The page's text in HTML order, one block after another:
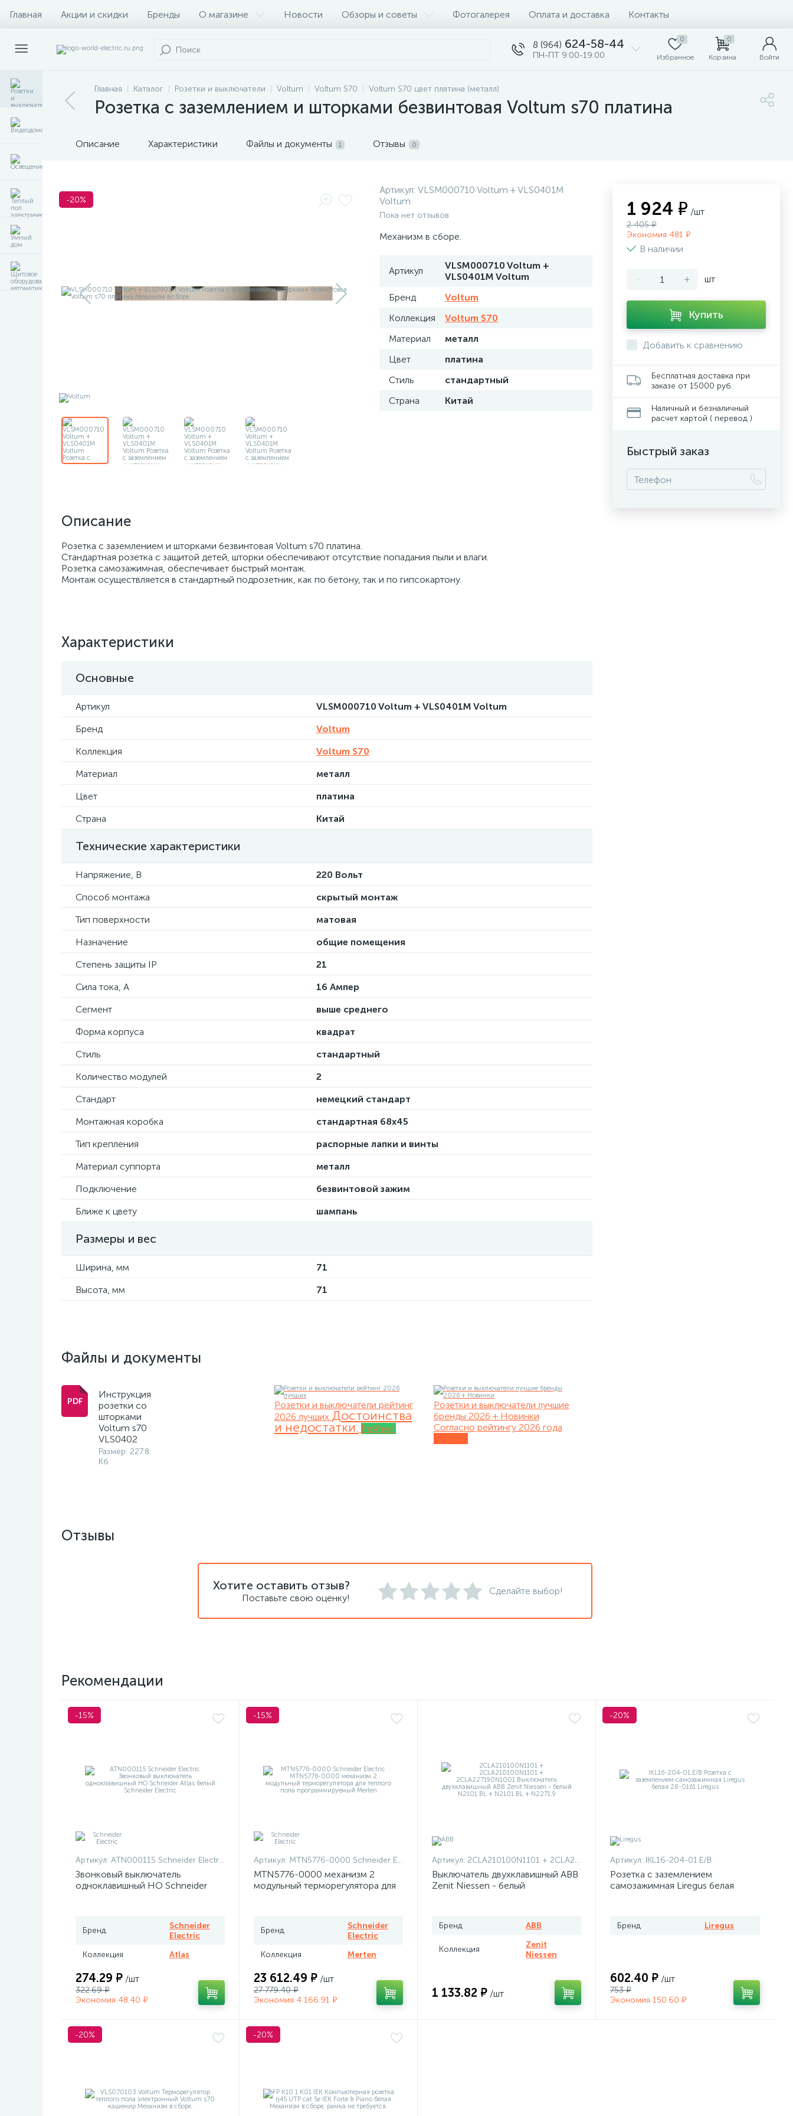
Главная Акции и скидки Бренды О магазине Новости Обзоры и советы Фотогалерея Оплата и доставка Контакты
8 (964) 624-58-44
ПН-ПТ 9:00-19:00
0
Избранное
0
Корзина Войти
Главная Каталог Розетки и выключатели Voltum Voltum S70 Voltum S70 цвет платина (металл)
Розетка с заземлением и шторками безвинтовая Voltum s70 платина
Описание Характеристики Файлы и документы 1 Отзывы 0
-20%
Артикул: VLSM000710 Voltum + VLS0401M
Voltum
Пока нет отзывов
Механизм в сборе.
Артикул
VLSM000710 Voltum +
VLS0401M Voltum
Бренд
Voltum
Коллекция
Voltum S70
Материал
металл
Цвет
платина
Стиль
стандартный
Страна
Китай
Описание
Розетка с заземлением и шторками безвинтовая Voltum s70 платина.
Стандартная розетка с защитой детей, шторки обеспечивают отсутствие попадания пыли и влаги.
Розетка самозажимная, обеспечивает быстрый монтаж.
Монтаж осуществляется в стандартный подрозетник, как по бетону, так и по гипсокартону.
Характеристики
Основные
Артикул
VLSM000710 Voltum + VLS0401M Voltum
Бренд
Voltum
Коллекция
Voltum S70
Материал
металл
Цвет
платина
Страна
Китай
Технические характеристики
Напряжение, В
220 Вольт
Способ монтажа
скрытый монтаж
Тип поверхности
матовая
Назначение
общие помещения
Степень защиты IP
21
Сила тока, А
16 Ампер
Сегмент
выше среднего
Форма корпуса
квадрат
Стиль
стандартный
Количество модулей
2
Стандарт
немецкий стандарт
Монтажная коробка
стандартная 68х45
Тип крепления
распорные лапки и винты
Материал суппорта
металл
Подключение
безвинтовой зажим
Ближе к цвету
шампань
Размеры и вес
Ширина, мм
71
Высота, мм
71
Файлы и документы
Инструкция
розетки со
шторками
Voltum s70
VLS0402
Размер: 227.8
Кб
Розетки и выключатели рейтинг
2026 лучших Достоинства
и недостатки. Рейтинг
Розетки и выключатели лучшие
бренды 2026 + Новинки
Согласно рейтингу 2026 года
1 924 ₽ /шт
2 405 ₽
Экономия 481 ₽
В наличии
- + шт
Купить
Добавить к сравнению
Бесплатная доставка при
заказе от 15000 руб.
Наличный и безналичный
расчет картой ( перевод )
Быстрый заказ
Отзывы
Хотите оставить отзыв?
Поставьте свою оценку!
Сделайте выбор!
Рекомендации
-15%
Артикул: ATN000115 Schneider Electric
Звонковый выключатель
одноклавишный НО Schneider
Бренд
Schneider
Electric
Коллекция
Atlas
274.29 ₽ /шт
322.69 ₽
Экономия 48.40 ₽
-15%
Артикул: MTN5776-0000 Schneider Electric
MTN5776-0000 механизм 2
модульный терморегулятора для
Бренд
Schneider
Electric
Коллекция
Merten
23 612.49 ₽ /шт
27 779.40 ₽
Экономия 4 166.91 ₽
Артикул: 2CLA210100N1101 + 2CLA210100N1101 + 2CLA227190N1001
Выключатель двухклавишный ABB
Zenit Niessen - белый
Бренд ABB
Коллекция
Zenit
Niessen
1 133.82 ₽ /шт
-20%
Артикул: IKL16-204-01.E/B
Розетка с заземлением
самозажимная Liregus белая
Бренд Liregus
602.40 ₽ /шт
753 ₽
Экономия 150.60 ₽
-20% -20%